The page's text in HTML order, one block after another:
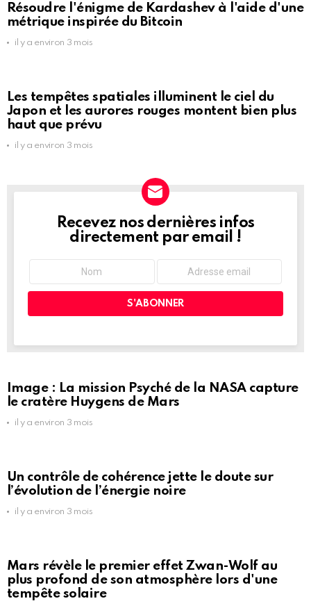
Résoudre l'énigme de Kardashev à l'aide d'une
métrique inspirée du Bitcoin
il y a environ 3 mois
Les tempêtes spatiales illuminent le ciel du
Japon et les aurores rouges montent bien plus
haut que prévu
il y a environ 3 mois
NEWSLETTER
Recevez nos dernières infos
directement par email !
Image : La mission Psyché de la NASA capture
le cratère Huygens de Mars
il y a environ 3 mois
Un contrôle de cohérence jette le doute sur
l’évolution de l’énergie noire
il y a environ 3 mois
Mars révèle le premier effet Zwan-Wolf au
plus profond de son atmosphère lors d'une
tempête solaire